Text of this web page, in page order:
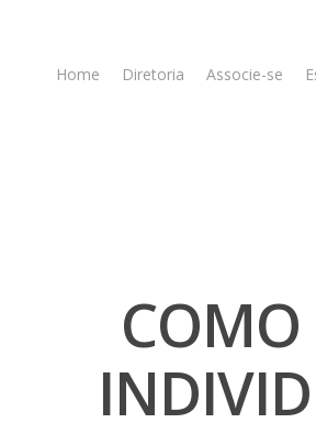
Home Diretoria Associe-se
COMO